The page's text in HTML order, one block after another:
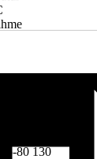
80 130